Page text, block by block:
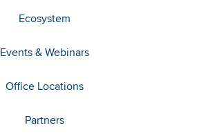
Ecosystem
Events & Webinars
Office Locations
Partners